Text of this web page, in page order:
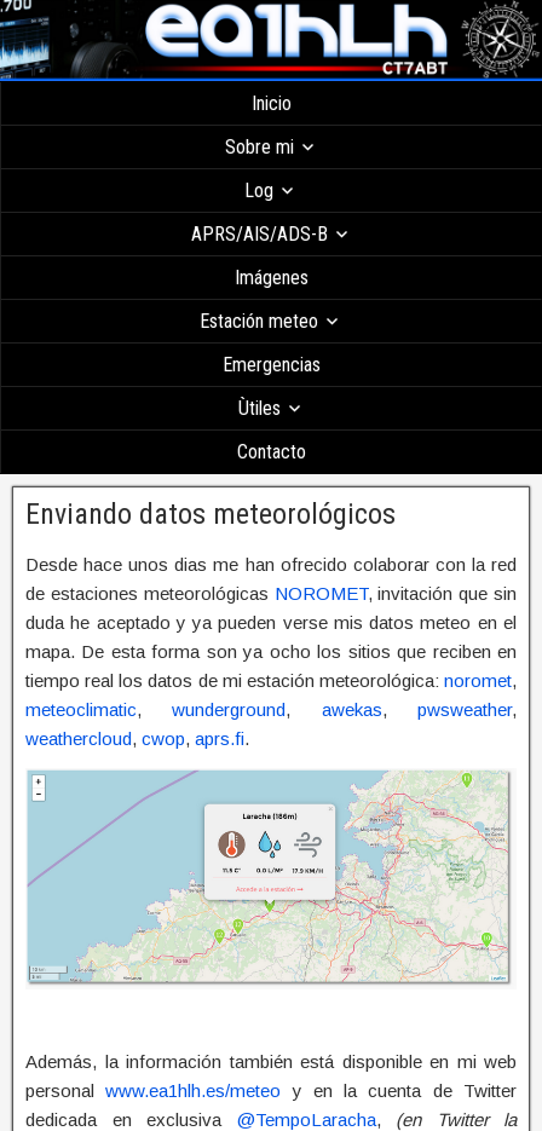
Inicio
Sobre mi
Log
APRS/AIS/ADS-B
Imágenes
Estación meteo
Emergencias
Ùtiles
Contacto
Enviando datos meteorológicos
Desde hace unos dias me han ofrecido colaborar con la red
de estaciones meteorológicas NOROMET, invitación que sin
duda he aceptado y ya pueden verse mis datos meteo en el
mapa. De esta forma son ya ocho los sitios que reciben en
tiempo real los datos de mi estación meteorológica: noromet,
meteoclimatic,wunderground, awekas,pwsweather,
weathercloud, cwop, aprs.fi.
Además, la información también está disponible en mi web
personalwww.ea1hlh.es/meteo y en la cuenta de Twitter
dedicada en exclusiva @TempoLaracha, (en Twitter la